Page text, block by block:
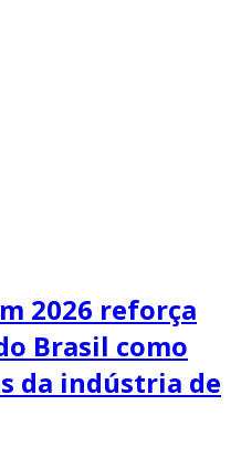
2026 reforça
Brasil como
da indústria de